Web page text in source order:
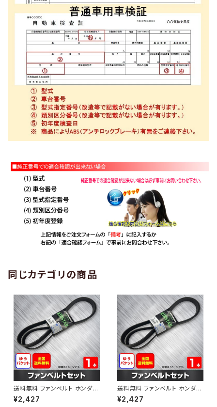
同じカテゴリの商品
送料無料 ファンベルト ホンダ
ゼスト 型式JE1 H18.03～H24.
11 （国内トップメーカー） 1本 H
¥2,427
送料無料 ファンベルト ホンダ ラ
イフ 型式JB6 H15.09～H20.1
1 （国内トップメーカー） 1本 HA
¥2,427